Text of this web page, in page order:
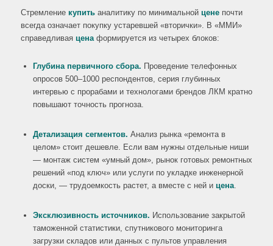
Стремление купитьаналитику по минимальной ценепочти
всегда означает покупку устаревшей «вторички». В «ММИ»
справедливая ценаформируется из четырех блоков:
Глубина первичного сбора. Проведение телефонных
опросов 500–1000 респондентов, серия глубинных
интервью с прорабами и технологами брендов ЛКМ кратно
повышают точность прогноза.
Детализация сегментов. Анализ рынка «ремонта в
целом» стоит дешевле. Если вам нужны отдельные ниши
— монтаж систем «умный дом», рынок готовых ремонтных
решений «под ключ» или услуги по укладке инженерной
доски, — трудоемкость растет, а вместе с ней и цена.
Эксклюзивность источников. Использование закрытой
таможенной статистики, спутникового мониторинга
загрузки складов или данных с пультов управления